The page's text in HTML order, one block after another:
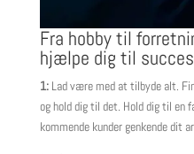
Fra hobby til
hjælpe dig til succes
1:Lad være med at tilbyde alt.
og hold dig til det. Hold dig til en
kommende kunder genkende dit